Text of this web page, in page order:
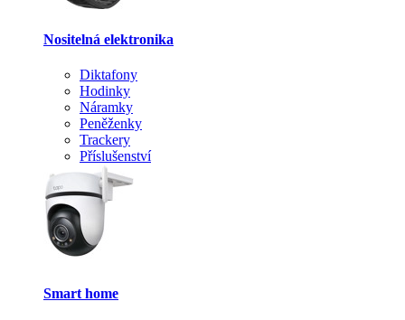
Nositelná elektronika
Diktafony
Hodinky
Náramky
Peněženky
Trackery
Příslušenství
Smart home